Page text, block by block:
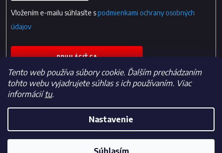
Tento web používa súbory cookie. Ďalším prechádzaním
tohto webu vyjadrujete súhlas s ich používaním. Viac
informáciítu.
Nastavenie
Súhlasím
Vložením e-mailu súhlasíte spodmienkami ochrany osobných
údajov
PRIHLÁSIŤ SA
Vytvoril Shoptet